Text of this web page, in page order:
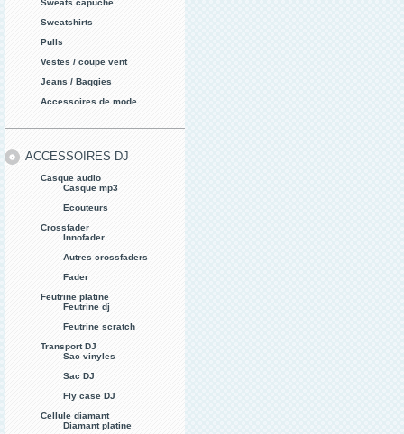
Sweats capuche
Sweatshirts
Pulls
Vestes / coupe vent
Jeans / Baggies
Accessoires de mode
ACCESSOIRES DJ
Casque audio
Casque mp3
Ecouteurs
Crossfader
Innofader
Autres crossfaders
Fader
Feutrine platine
Feutrine dj
Feutrine scratch
Transport DJ
Sac vinyles
Sac DJ
Fly case DJ
Cellule diamant
Diamant platine